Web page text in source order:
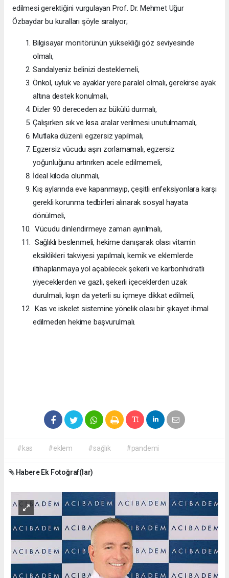
edilmesi gerektiğini vurgulayan Prof. Dr. Mehmet Uğur
Özbaydar bu kuralları şöyle sıralıyor;
Bilgisayar monitörünün yüksekliği göz seviyesinde
olmalı,
Sandalyeniz belinizi desteklemeli,
Önkol, uyluk ve ayaklar yere paralel olmalı, gerekirse ayak
altına destek konulmalı,
Dizler 90 dereceden az bükülü durmalı,
Çalışırken sık ve kısa aralar verilmesi unutulmamalı,
Mutlaka düzenli egzersiz yapılmalı,
Egzersiz vücudu aşırı zorlamamalı, egzersiz
yoğunluğunu artırırken acele edilmemeli,
İdeal kiloda olunmalı,
Kış aylarında eve kapanmayıp, çeşitli enfeksiyonlara karşı
gerekli korunma tedbirleri alınarak sosyal hayata
dönülmeli,
Vücudu dinlendirmeye zaman ayırılmalı,
Sağlıklı beslenmeli, hekime danışarak olası vitamin
eksiklikleri takviyesi yapılmalı, kemik ve eklemlerde
iltihaplanmaya yol açabilecek şekerli ve karbonhidratlı
yiyeceklerden ve gazlı, şekerli içeceklerden uzak
durulmalı, kışın da yeterli su içmeye dikkat edilmeli,
Kas ve iskelet sistemine yönelik olası bir şikayet ihmal
edilmeden hekime başvurulmalı.
#kas #eklem #sağlık #pandemi
Habere Ek Fotoğraf(lar)